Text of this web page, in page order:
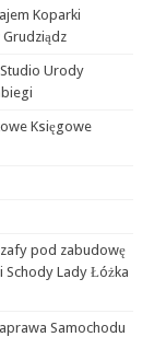
Koparki
Studio Urody
Księgowe
pod zabudowę
Schody Lady Łóżka
Samochodu